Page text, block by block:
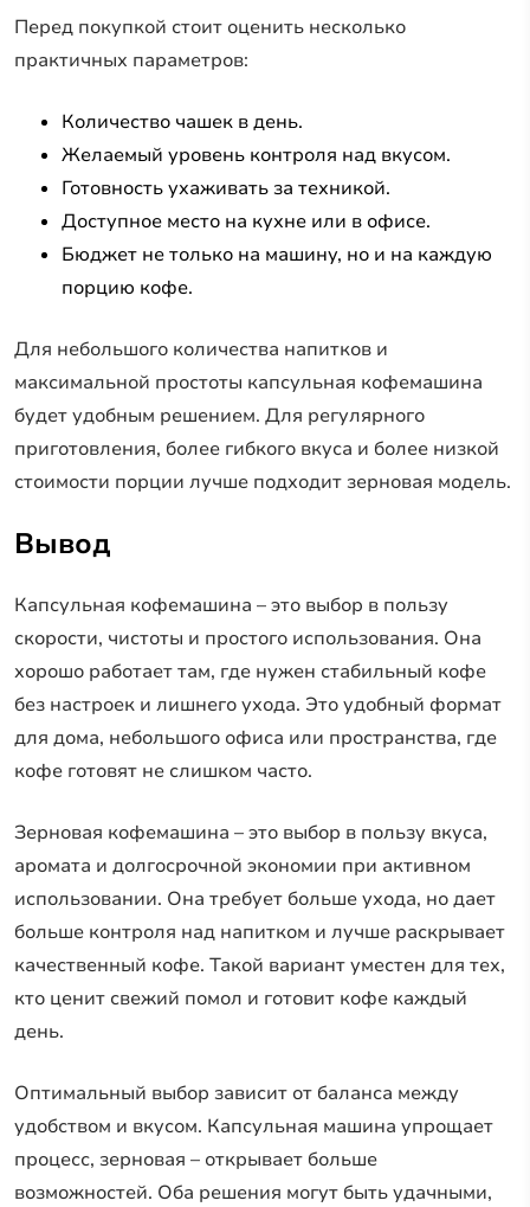
Перед покупкой стоит оценить несколько
практичных параметров:
Количество чашек в день.
Желаемый уровень контроля над вкусом.
Готовность ухаживать за техникой.
Доступное место на кухне или в офисе.
Бюджет не только на машину, но и на каждую
порцию кофе.
Для небольшого количества напитков и
максимальной простоты капсульная кофемашина
будет удобным решением. Для регулярного
приготовления, более гибкого вкуса и более низкой
стоимости порции лучше подходит зерновая модель.
Вывод
Капсульная кофемашина – это выбор в пользу
скорости, чистоты и простого использования. Она
хорошо работает там, где нужен стабильный кофе
без настроек и лишнего ухода. Это удобный формат
для дома, небольшого офиса или пространства, где
кофе готовят не слишком часто.
Зерновая кофемашина – это выбор в пользу вкуса,
аромата и долгосрочной экономии при активном
использовании. Она требует больше ухода, но дает
больше контроля над напитком и лучше раскрывает
качественный кофе. Такой вариант уместен для тех,
кто ценит свежий помол и готовит кофе каждый
день.
Оптимальный выбор зависит от баланса между
удобством и вкусом. Капсульная машина упрощает
процесс, зерновая – открывает больше
возможностей. Оба решения могут быть удачными,